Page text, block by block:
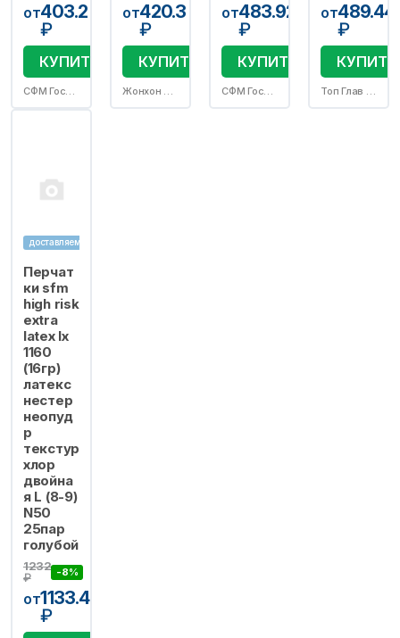
от403.2
₽
КУПИТЬ
СФМ Госпиталь Продактс ГмбХ Германия
от420.3
₽
КУПИТЬ
Жонхон Пулин Медикал Продактс Ко Лтд
от483.92
₽
КУПИТЬ
СФМ Госпиталь Продактс ГмбХ Германия
от489.44
₽
КУПИТЬ
Топ Глав Сдн Бхд
доставляем
Перчат
ки sfm
high risk
extra
latex lx
1160
(16гр)
латекс
нестер
неопуд
р
текстур
хлор
двойна
я L (8-9)
N50
25пар
голубой
1232
₽
-8%
от1133.44
₽